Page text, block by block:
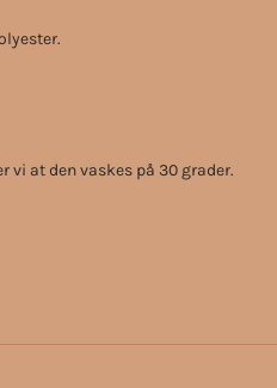
vi at den vaskes på 30 grader.